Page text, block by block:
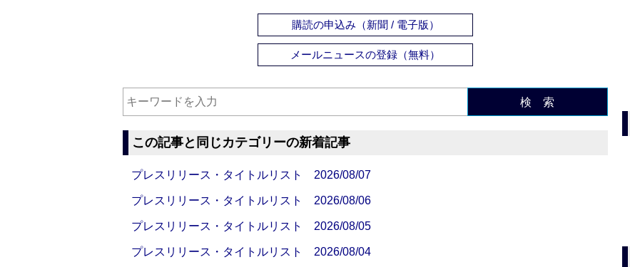
購読の申込み（新聞 / 電子版）
メールニュースの登録（無料）
検 索
この記事と同じカテゴリーの新着記事
プレスリリース・タイトルリスト 2026/08/07
プレスリリース・タイトルリスト 2026/08/06
プレスリリース・タイトルリスト 2026/08/05
プレスリリース・タイトルリスト 2026/08/04